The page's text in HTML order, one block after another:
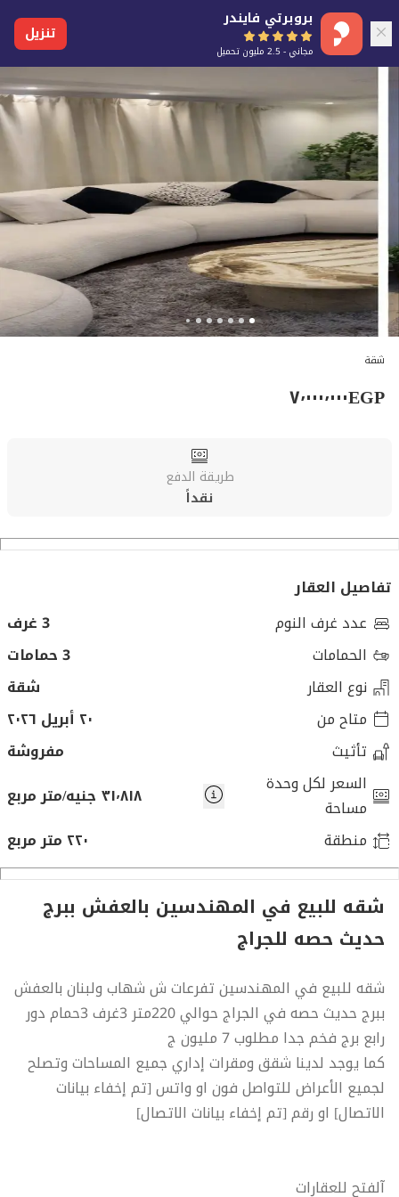
بروبرتي فايندر
مجاني - 2.5 مليون تحميل
تنزيل
شقة
EGP٧٬٠٠٠٬٠٠٠
طريقة الدفع
نقداً
تفاصيل العقار
عدد غرف النوم
3 غرف
الحمامات
3 حمامات
نوع العقار
شقة
متاح من
٢٠ أبريل ٢٠٢٦
تأثيث
مفروشة
السعر لكل وحدة
مساحة
٣١٬٨١٨ جنيه/متر مربع
منطقة
٢٢٠ متر مربع
شقه للبيع في المهندسين بالعفش ببرج
حديث حصه للجراج
شقه للبيع في المهندسين تفرعات ش شهاب ولبنان بالعفش
ببرج حديث حصه في الجراج حوالي 220متر 3غرف 3حمام دور
رابع برج فخم جدا مطلوب 7 مليون ج
كما يوجد لدينا شقق ومقرات إداري جميع المساحات وتصلح
لجميع الأعراض للتواصل فون او واتس [تم إخفاء بيانات
الاتصال] او رقم [تم إخفاء بيانات الاتصال]
آلفتح للعقارات